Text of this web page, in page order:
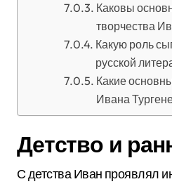
Каковы
творчества
Какую роль
русской
Какие
Ивана
Детство и
С детства Иван проявлял